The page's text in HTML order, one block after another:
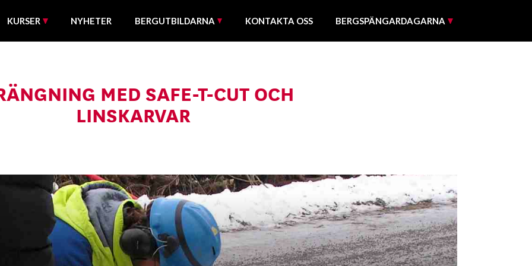
KURSER NYHETER BERGUTBILDARNA KONTAKTA OSS BERGSPÄNGARDAGARNA
MED SAFE-T-CUT OCH
LINSKARVAR